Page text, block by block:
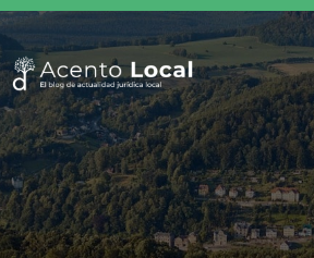
Ir
al
contenido